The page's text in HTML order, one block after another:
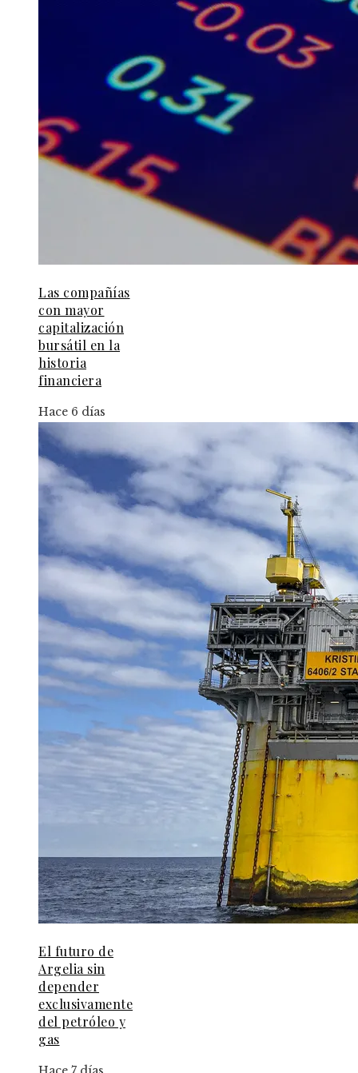
Las compañías
con mayor
capitalización
bursátil en la
historia
financiera
Hace 6 días
El futuro de
Argelia sin
depender
exclusivamente
del petróleo y
gas